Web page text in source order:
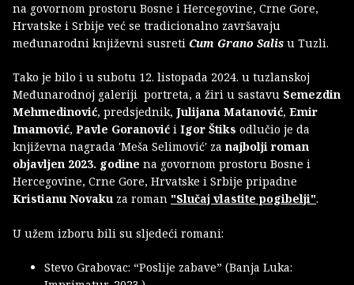
na govornom prostoru Bosne i Hercegovine, Crne Gore,
Hrvatske i Srbije već se tradicionalno završavaju
međunarodni književni susreti Cum Grano Salis u Tuzli.
Tako je bilo i u subotu 12. listopada 2024. u tuzlanskoj
Međunarodnoj galeriji portreta, a žiri u sastavu Semezdin
Mehmedinović, predsjednik, Julijana Matanović, Emir
Imamović, Pavle Goranović i Igor Štiks odlučio je da
književna nagrada 'Meša Selimović' zanajbolji roman
objavljen 2023. godine na govornom prostoru Bosne i
Hercegovine, Crne Gore, Hrvatske i Srbije pripadne
Kristianu Novaku za roman "Slučaj vlastite pogibelji".
U užem izboru bili su sljedeći romani:
Stevo Grabovac: “Poslije zabave” (Banja Luka: